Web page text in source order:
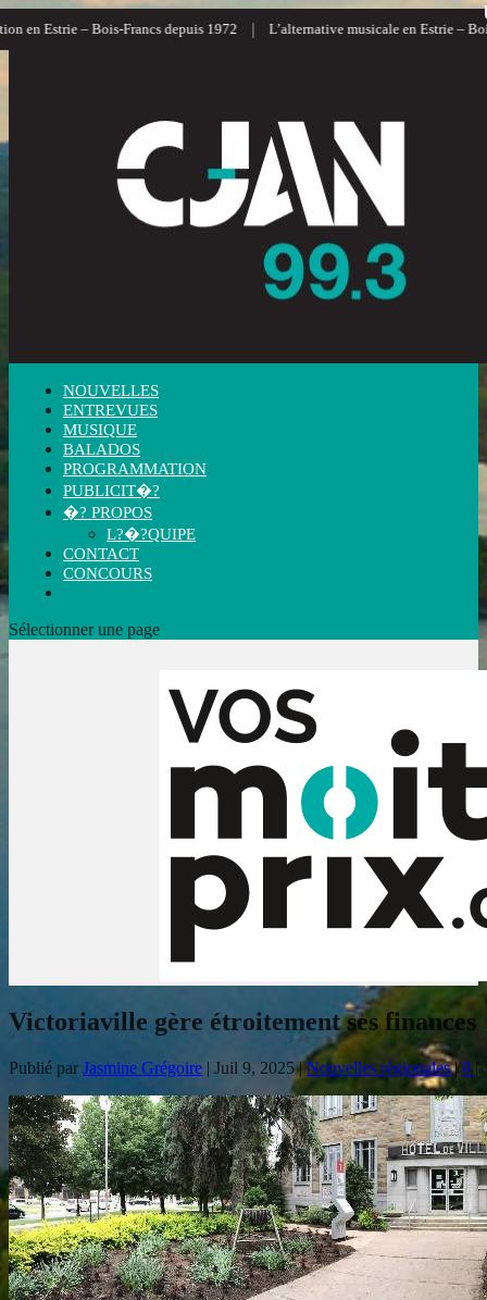
Estrie – Bois-Francs depuis 1972 | L’alternative musicale en Estrie – Bois-
NOUVELLES
ENTREVUES
MUSIQUE
BALADOS
PROGRAMMATION
PUBLICIT�?
�? PROPOS
L?�?QUIPE
CONTACT
CONCOURS
Sélectionner une page
Victoriaville gère étroitement ses finances
Publié par Jasmine Grégoire | Juil 9, 2025|Nouvelles régionales|0 |